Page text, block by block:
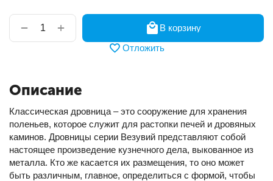
+
−
В корзину
Отложить
Описание
Классическая дровница – это сооружение для хранения
поленьев, которое служит для растопки печей и дровяных
каминов. Дровницы серии Везувий представляют собой
настоящее произведение кузнечного дела, выкованное из
металла. Кто же касается их размещения, то оно может
быть различным, главное, определиться с формой, чтобы